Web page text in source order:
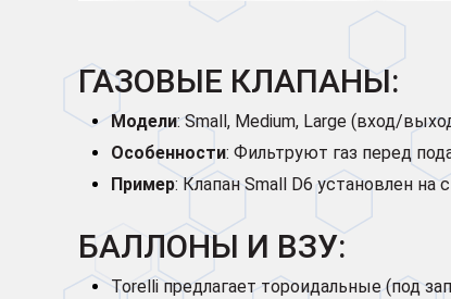
ГАЗОВЫЕ КЛАПАНЫ:
Модели: Small, Medium, Large (вход/
Особенности: Фильтруют газ перед
Пример: Клапан Small D6 установлен на
БАЛЛОНЫ И ВЗУ:
Torelli предлагает тороидальные (под